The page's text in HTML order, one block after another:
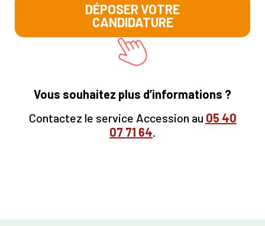
DÉPOSER VOTRE
CANDIDATURE
Vous souhaitez plus d’informations ?
Contactez le service Accession au 05 40
07 71 64.